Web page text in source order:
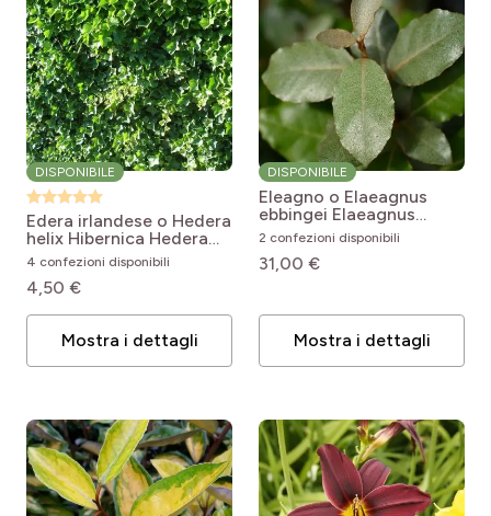
DISPONIBILE
Edera irlandese o Hedera
helix Hibernica Hedera
hibernica
4 confezioni disponibili
4,50 €
Mostra i dettagli
DISPONIBILE
Eleagno o Elaeagnus
ebbingei Elaeagnus
ebbingei
2 confezioni disponibili
31,00 €
Mostra i dettagli